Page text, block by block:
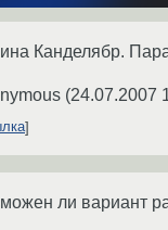
Канделябр.
(24.07.2007
ли вариант